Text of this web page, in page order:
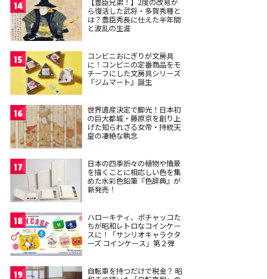
14
ら復活した武将・多賀秀種と
は？豊臣秀長に仕えた半年間
と波乱の生涯
15
コンビニおにぎりが文房具
に！コンビニの定番商品をモ
チーフにした文房具シリーズ
『ジムマート』誕生
16
世界遺産決定で脚光！日本初
の巨大都城・藤原京を創り上
げた知られざる女帝・持統天
皇の凄絶な執念
17
日本の四季折々の植物や情景
を描くことに相応しい色を集
めた水彩色鉛筆『色辞典』が
新発売！
18
ハローキティ、ポチャッコた
ちが昭和レトロなコインケー
スに！「サンリオキャラクタ
ーズ コインケース」第２弾
19
自転車を持つだけで税金？ 昭